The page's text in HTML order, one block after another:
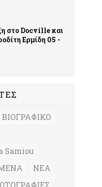
στο Docville και
Ερμίδη 05 -
ΒΙΟΓΡΑΦΙΚΟ
Samiou
ΝΕΑ